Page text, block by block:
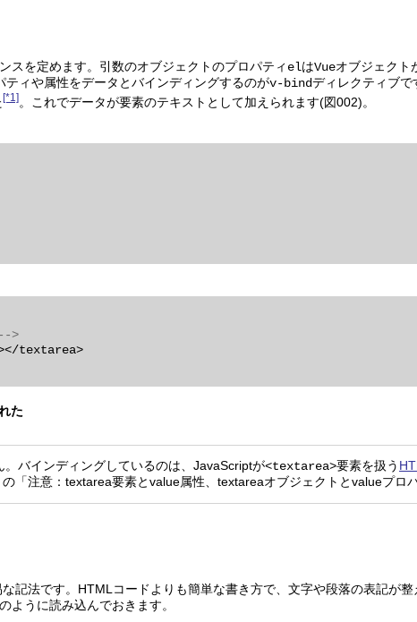
スを定めます。引数のオブジェクトのプロパティ elはVueオブジェクト
ィや属性をデータとバインディングするのがv-bindディレクティブで
[*1] 。これでデータが要素のテキストとして加えられます(図002)。
>
textarea>
た
。バインディングしているのは、JavaScriptが<textarea>要素を扱う
の「注意：textarea要素とvalue属性、textareaオブジェクトとvalueプロ
記法です。HTMLコードよりも簡単な書き方で、文字や段落の表記が整
ように読み込んでおきます。